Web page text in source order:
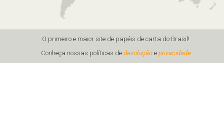
O primeiro e maior site de papéis de carta do Brasil!
Conheça nossas políticas de devoluçãoe privacidade